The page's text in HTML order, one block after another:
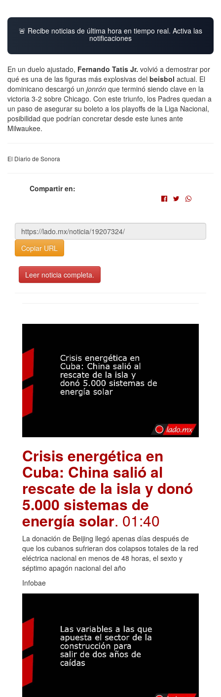
🚨 Recibe noticias de última hora en tiempo real. Activa las
notificaciones
En un duelo ajustado, Fernando Tatis Jr. volvió a demostrar por
qué es una de las figuras más explosivas del beisbol actual. El
dominicano descargó un jonrón que terminó siendo clave en la
victoria 3-2 sobre Chicago. Con este triunfo, los Padres quedan a
un paso de asegurar su boleto a los playoffs de la Liga Nacional,
posibilidad que podrían concretar desde este lunes ante
Milwaukee.
El Diario de Sonora
Compartir en:
Copiar URL
Leer noticia completa.
Crisis energética en
Cuba: China salió al
rescate de la isla y donó
5.000 sistemas de
energía solar. 01:40
La donación de Beijing llegó apenas días después de
que los cubanos sufrieran dos colapsos totales de la red
eléctrica nacional en menos de 48 horas, el sexto y
séptimo apagón nacional del año
Infobae